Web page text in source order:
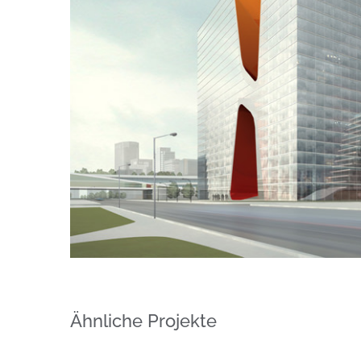
Ähnliche Projekte